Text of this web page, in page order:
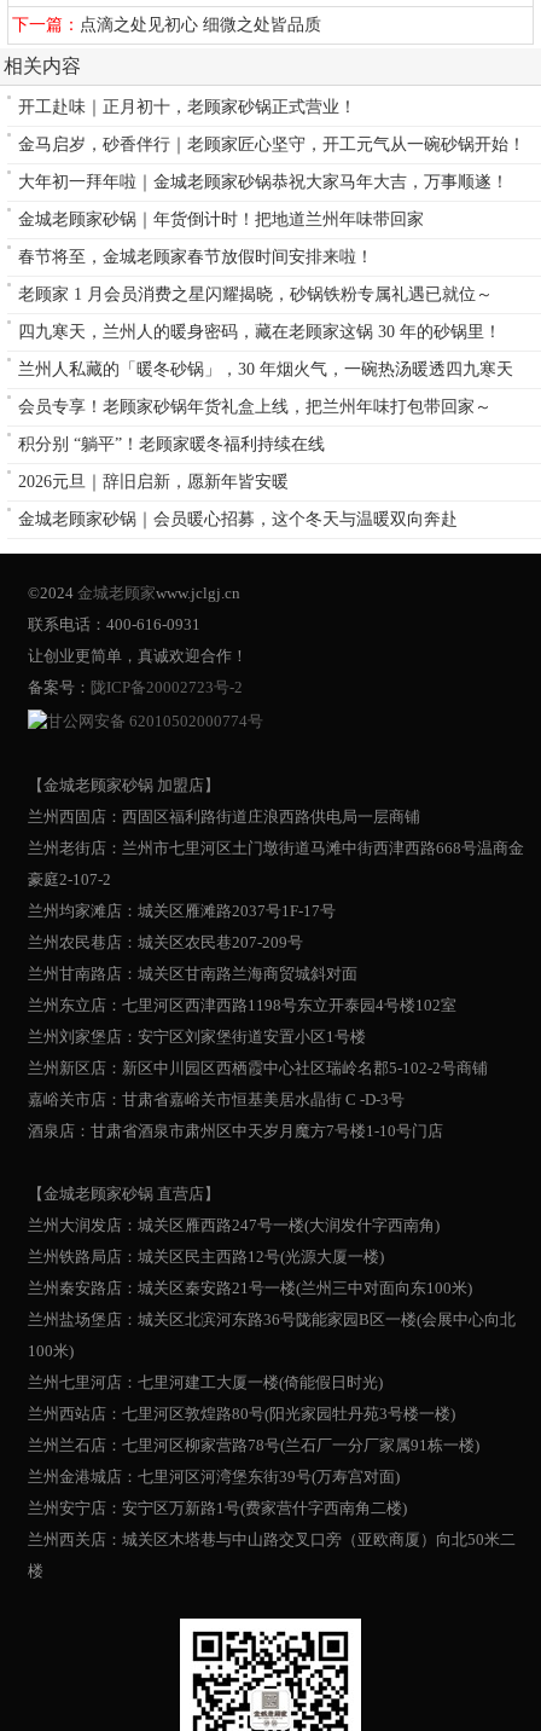
下一篇： 点滴之处见初心 细微之处皆品质
相关内容
开工赴味｜正月初十，老顾家砂锅正式营业！
金马启岁，砂香伴行｜老顾家匠心坚守，开工元气从一碗砂锅开始！
大年初一拜年啦｜金城老顾家砂锅恭祝大家马年大吉，万事顺遂！
金城老顾家砂锅｜年货倒计时！把地道兰州年味带回家
春节将至，金城老顾家春节放假时间安排来啦！
老顾家 1 月会员消费之星闪耀揭晓，砂锅铁粉专属礼遇已就位～
四九寒天，兰州人的暖身密码，藏在老顾家这锅 30 年的砂锅里！
兰州人私藏的「暖冬砂锅」，30 年烟火气，一碗热汤暖透四九寒天
会员专享！老顾家砂锅年货礼盒上线，把兰州年味打包带回家～
积分别 “躺平”！老顾家暖冬福利持续在线
2026元旦｜辞旧启新，愿新年皆安暖
金城老顾家砂锅｜会员暖心招募，这个冬天与温暖双向奔赴
©2024金城老顾家www.jclgj.cn
联系电话：400-616-0931
让创业更简单，真诚欢迎合作！
备案号： 陇ICP备20002723号-2
甘公网安备 62010502000774号
【金城老顾家砂锅 加盟店】
兰州西固店：西固区福利路街道庄浪西路供电局一层商铺
兰州老街店：兰州市七里河区土门墩街道马滩中街西津西路668号温商金
豪庭2-107-2
兰州均家滩店：城关区雁滩路2037号1F-17号
兰州农民巷店：城关区农民巷207-209号
兰州甘南路店：城关区甘南路兰海商贸城斜对面
兰州东立店：七里河区西津西路1198号东立开泰园4号楼102室
兰州刘家堡店：安宁区刘家堡街道安置小区1号楼
兰州新区店：新区中川园区西栖霞中心社区瑞岭名郡5-102-2号商铺
嘉峪关市店：甘肃省嘉峪关市恒基美居水晶街 C -D-3号
酒泉店：甘肃省酒泉市肃州区中天岁月魔方7号楼1-10号门店
【金城老顾家砂锅 直营店】
兰州大润发店：城关区雁西路247号一楼(大润发什字西南角)
兰州铁路局店：城关区民主西路12号(光源大厦一楼)
兰州秦安路店：城关区秦安路21号一楼(兰州三中对面向东100米)
兰州盐场堡店：城关区北滨河东路36号陇能家园B区一楼(会展中心向北
100米)
兰州七里河店：七里河建工大厦一楼(倚能假日时光)
兰州西站店：七里河区敦煌路80号(阳光家园牡丹苑3号楼一楼)
兰州兰石店：七里河区柳家营路78号(兰石厂一分厂家属91栋一楼)
兰州金港城店：七里河区河湾堡东街39号(万寿宫对面)
兰州安宁店：安宁区万新路1号(费家营什字西南角二楼)
兰州西关店：城关区木塔巷与中山路交叉口旁（亚欧商厦）向北50米二
楼